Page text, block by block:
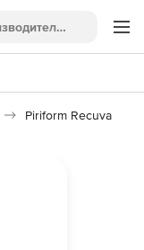
Piriform Recuva